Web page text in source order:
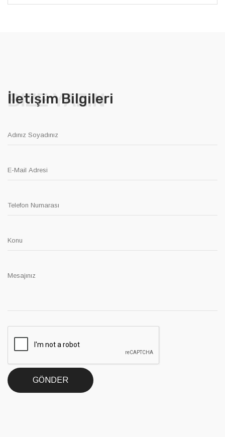
BIZE YAZIN
İletişim Bilgileri
GÖNDER